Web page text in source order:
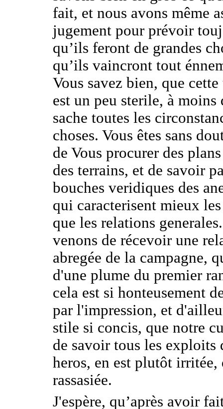
fait, et nous avons même
jugement pour prévoir
qu’ils feront de grandes
qu’ils vaincront tout
Vous savez bien, que
est un peu sterile, à moins
sache toutes les
choses. Vous êtes sans
de Vous procurer des
des terrains, et de savoir
bouches veridiques des
qui caracterisent mieux
que les relations
venons de récevoir une
abregée de la campagne,
d'une plume du premier
cela est si honteusement
par l'impression, et
stile si concis, que notre
de savoir tous les exploits
heros, en est plutôt irritée,
rassasiée.
J'espère, qu’après avoir